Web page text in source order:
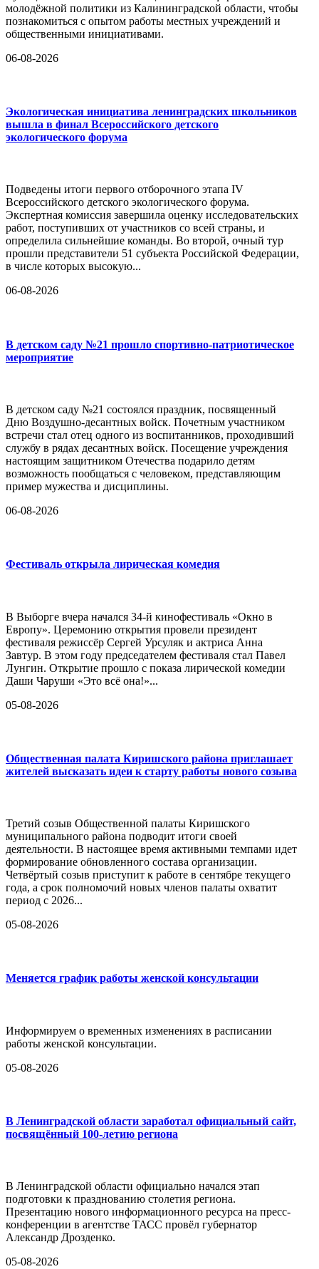
молодёжной политики из Калининградской области, чтобы
познакомиться с опытом работы местных учреждений и
общественными инициативами.
06-08-2026
Экологическая инициатива ленинградских школьников
вышла в финал Всероссийского детского
экологического форума
Подведены итоги первого отборочного этапа IV
Всероссийского детского экологического форума.
Экспертная комиссия завершила оценку исследовательских
работ, поступивших от участников со всей страны, и
определила сильнейшие команды. Во второй, очный тур
прошли представители 51 субъекта Российской Федерации,
в числе которых высокую...
06-08-2026
В детском саду №21 прошло спортивно-патриотическое
мероприятие
В детском саду №21 состоялся праздник, посвященный
Дню Воздушно-десантных войск. Почетным участником
встречи стал отец одного из воспитанников, проходивший
службу в рядах десантных войск. Посещение учреждения
настоящим защитником Отечества подарило детям
возможность пообщаться с человеком, представляющим
пример мужества и дисциплины.
06-08-2026
Фестиваль открыла лирическая комедия
В Выборге вчера начался 34-й кинофестиваль «Окно в
Европу». Церемонию открытия провели президент
фестиваля режиссёр Сергей Урсуляк и актриса Анна
Завтур. В этом году председателем фестиваля стал Павел
Лунгин. Открытие прошло с показа лирической комедии
Даши Чаруши «Это всё она!»...
05-08-2026
Общественная палата Киришского района приглашает
жителей высказать идеи к старту работы нового созыва
Третий созыв Общественной палаты Киришского
муниципального района подводит итоги своей
деятельности. В настоящее время активными темпами идет
формирование обновленного состава организации.
Четвёртый созыв приступит к работе в сентябре текущего
года, а срок полномочий новых членов палаты охватит
период с 2026...
05-08-2026
Меняется график работы женской консультации
Информируем о временных изменениях в расписании
работы женской консультации.
05-08-2026
В Ленинградской области заработал официальный сайт,
посвящённый 100-летию региона
В Ленинградской области официально начался этап
подготовки к празднованию столетия региона.
Презентацию нового информационного ресурса на пресс-
конференции в агентстве ТАСС провёл губернатор
Александр Дрозденко.
05-08-2026